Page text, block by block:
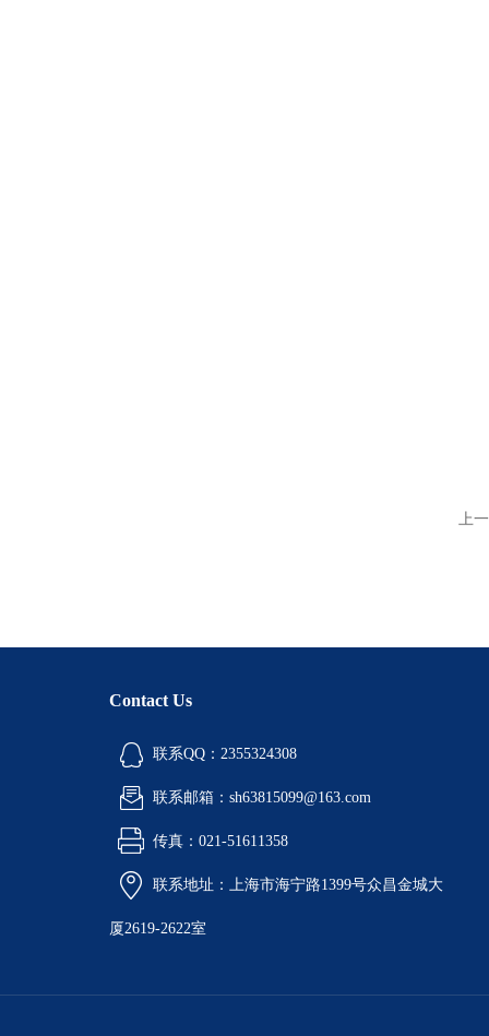
上
Contact Us
联系QQ：2355324308
联系邮箱：sh63815099@163.com
传真：021-51611358
联系地址：上海市海宁路1399号众昌金城大
厦2619-2622室